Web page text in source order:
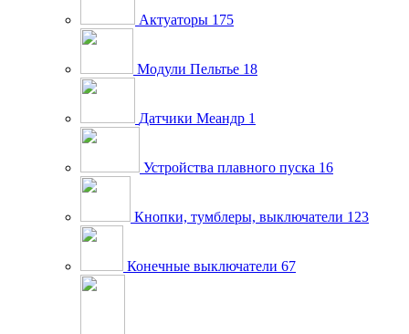
Актуаторы 175
Модули Пельтье 18
Датчики Меандр 1
Устройства плавного пуска 16
Кнопки, тумблеры, выключатели 123
Конечные выключатели 67